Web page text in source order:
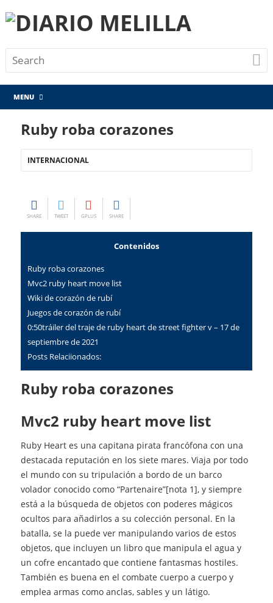
MENU
Ruby roba corazones
INTERNACIONAL
SHARE TWEET GPLUS SHARE
Contenidos
Ruby roba corazones
Mvc2 ruby heart move list
Wiki de corazón de rubí
Juegos de corazón de rubí
0:50tráiler del traje de ruby heart de street fighter v – 17 de
septiembre de 2021
Posts Relaciionados:
Ruby roba corazones
Mvc2 ruby heart move list
Ruby Heart es una capitana pirata francófona con una
destacada reputación en los siete mares. Viaja por todo
el mundo con su tripulación a bordo de un barco
volador conocido como “Partenaire”[nota 1], y siempre
está a la búsqueda de objetos con poderes mágicos
ocultos para añadirlos a su colección personal. En la
batalla, se la puede ver manipulando varios de estos
objetos, que incluyen un libro que manipula el agua y
un cofre encantado que contiene fantasmas hostiles.
También es buena en el combate cuerpo a cuerpo y
emplea armas como anclas, sables y un látigo.